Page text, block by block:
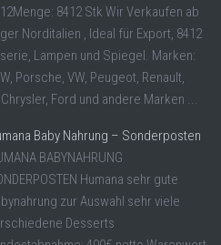
8412 Stk Wir Verkaufen ab
Norditalien , Ideal für Export, 8412
Lampen und Spiegel. Marken:
Porsche, VW, Peugeot, Renault,
Ford und andere Marken ...
Baby Nahrung – Sonderposten
BABYNAHRUNG
Humana sehr gute
zur Auswahl sehr viele
Desserts